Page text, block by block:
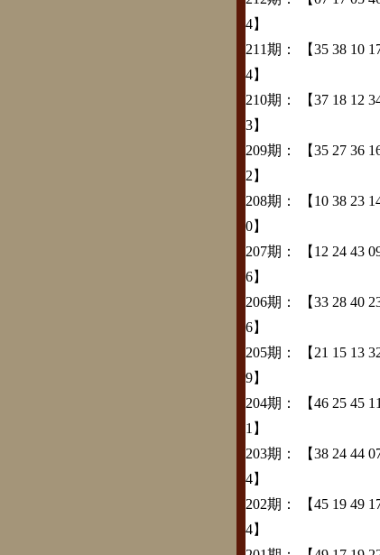
4】
211期：
【35 38 10
4】
210期：
【37 18 12
3】
209期：
【35 27 36
2】
208期：
【10 38 23
0】
207期：
【12 24 43
6】
206期：
【33 28 40
6】
205期：
【21 15 13
9】
204期：
【46 25 45
1】
203期：
【38 24 44
4】
202期：
【45 19 49
4】